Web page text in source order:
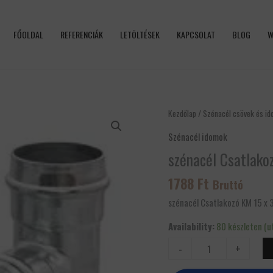
FŐOLDAL REFERENCIÁK LETÖLTÉSEK KAPCSOLAT BLOG
Kezdőlap / Szénacél csövek és
Szénacél idomok
szénacél
1788 Ft Bruttó
szénacél Csatlakozó KM 15 x
Availability: 80 készleten
-
szénacél
KM
15
3/8"
mennyiség
+